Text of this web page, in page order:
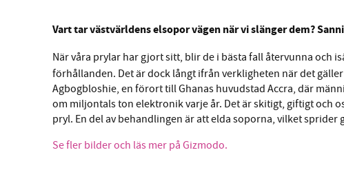
Vart tar västvärldens elsopor vägen när vi slänger dem?
När våra prylar har gjort sitt, blir de i bästa fall återvunna och
förhållanden. Det är dock långt ifrån verkligheten när det
Agbogbloshie, en förort till Ghanas huvudstad Accra, där
om miljontals ton elektronik varje år. Det är skitigt, giftigt och
pryl. En del av behandlingen är att elda soporna, vilket
Se fler bilder och läs mer på Gizmodo.